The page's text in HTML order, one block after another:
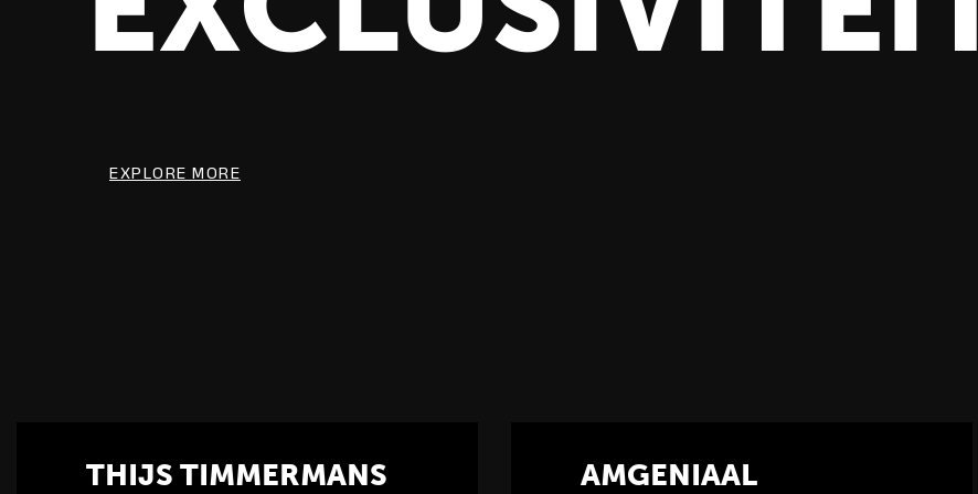
EXPLORE MORE
THIJS TIMMERMANS
AMGENIAAL